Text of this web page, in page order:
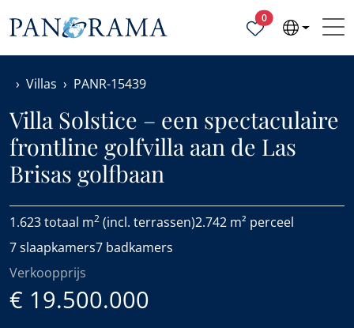
0Geselecteerde
Villas PANR-15439
Villa Solstice – een spectaculaire
frontline golfvilla aan de Las
Brisas golfbaan
1.623 totaal m2 (incl. terrassen)2.742 m² perceel
7 slaapkamers7 badkamers
Verkoopprijs
€ 19.500.000